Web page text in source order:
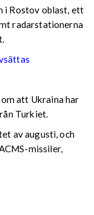
i Rostov oblast, ett
radarstationerna
att Ukraina har
Turkiet.
av augusti, och
missiler,